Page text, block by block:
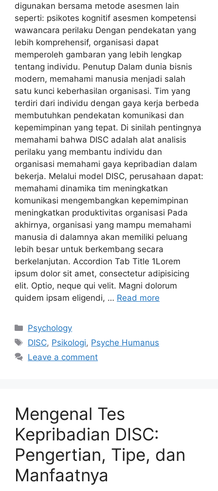
digunakan bersama metode asesmen lain
seperti: psikotes kognitif asesmen kompetensi
wawancara perilaku Dengan pendekatan yang
lebih komprehensif, organisasi dapat
memperoleh gambaran yang lebih lengkap
tentang individu. Penutup Dalam dunia bisnis
modern, memahami manusia menjadi salah
satu kunci keberhasilan organisasi. Tim yang
terdiri dari individu dengan gaya kerja berbeda
membutuhkan pendekatan komunikasi dan
kepemimpinan yang tepat. Di sinilah pentingnya
memahami bahwa DISC adalah alat analisis
perilaku yang membantu individu dan
organisasi memahami gaya kepribadian dalam
bekerja. Melalui model DISC, perusahaan dapat:
memahami dinamika tim meningkatkan
komunikasi mengembangkan kepemimpinan
meningkatkan produktivitas organisasi Pada
akhirnya, organisasi yang mampu memahami
manusia di dalamnya akan memiliki peluang
lebih besar untuk berkembang secara
berkelanjutan. Accordion Tab Title 1Lorem
ipsum dolor sit amet, consectetur adipisicing
elit. Optio, neque qui velit. Magni dolorum
quidem ipsam eligendi, … Read more
Psychology
DISC, Psikologi, Psyche Humanus
Leave a comment
Mengenal Tes
Kepribadian DISC:
Pengertian, Tipe, dan
Manfaatnya